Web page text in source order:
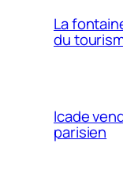
La
du
Icade
parisien